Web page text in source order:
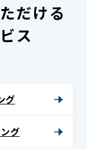
だける
ス
グ
グ